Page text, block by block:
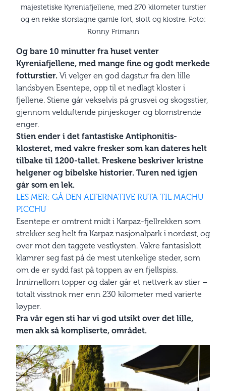
majestetiske Kyreniafjellene, med 270 kilometer turstier
og en rekke storslagne gamle fort, slott og klostre. Foto:
Ronny Frimann
Og bare 10 minutter fra huset venter
Kyreniafjellene, med mange fine og godt merkede
fotturstier. Vi velger en god dagstur fra den lille
landsbyen Esentepe, opp til et nedlagt kloster i
fjellene. Stiene går vekselvis på grusvei og skogsstier,
gjennom velduftende pinjeskoger og blomstrende
enger.
Stien ender i det fantastiske Antiphonitis-
klosteret, med vakre fresker som kan dateres helt
tilbake til 1200-tallet. Freskene beskriver kristne
helgener og bibelske historier. Turen ned igjen
går som en lek.
LES MER: GÅ DEN ALTERNATIVE RUTA TIL MACHU
PICCHU
Esentepe er omtrent midt i Karpaz-fjellrekken som
strekker seg helt fra Karpaz nasjonalpark i nordøst, og
over mot den taggete vestkysten. Vakre fantasislott
klamrer seg fast på de mest utenkelige steder, som
om de er sydd fast på toppen av en fjellspiss.
Innimellom topper og daler går et nettverk av stier –
totalt visstnok mer enn 230 kilometer med varierte
løyper.
Fra vår egen sti har vi god utsikt over det lille,
men akk så kompliserte, området.